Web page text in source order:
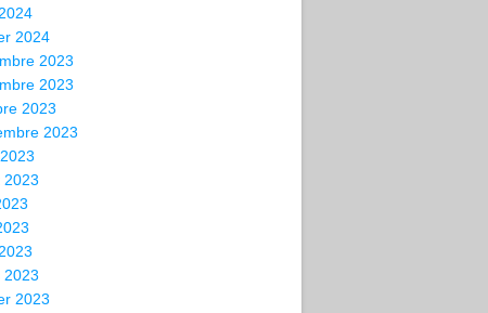
2024
2023
2023
2023
2023
2023
2023
2023